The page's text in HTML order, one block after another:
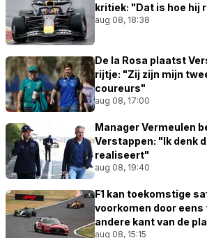
kritiek: "Dat is hoe hij
aug 08, 18:38
De la Rosa plaatst
rijtje: "Zij zijn mijn
coureurs"
aug 08, 17:00
Manager Vermeulen
Verstappen: "Ik denk
realiseert"
aug 08, 19:40
F1 kan toekomstige
voorkomen door eens
andere kant van de
aug 08, 15:15